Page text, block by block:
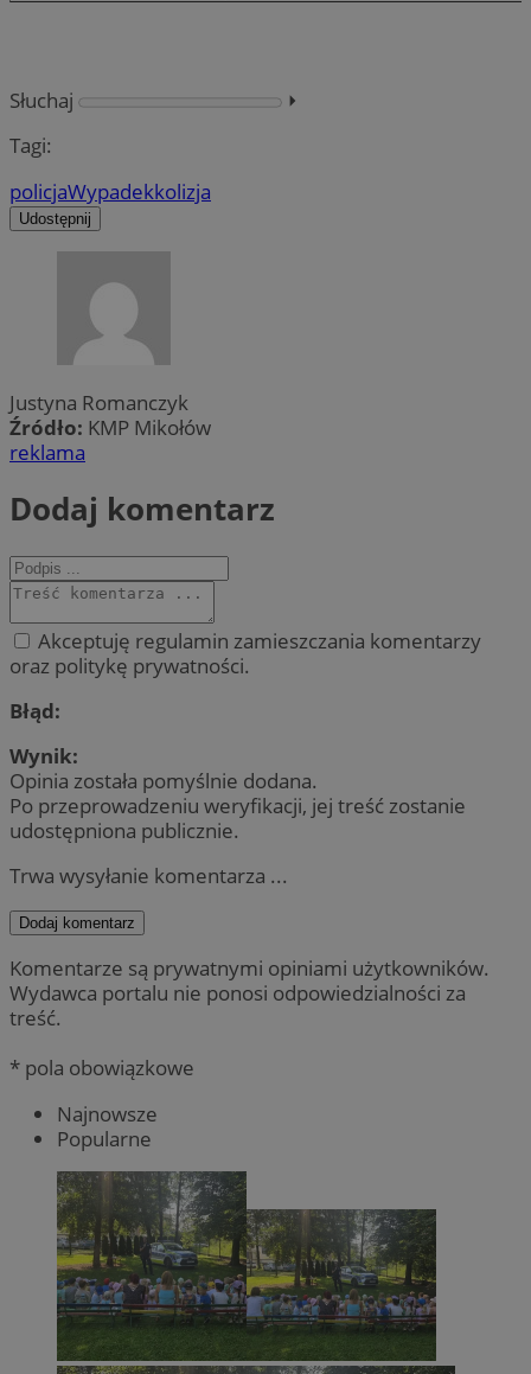
Słuchaj
⏵︎
Tagi:
policjaWypadekkolizja
Udostępnij
Justyna Romanczyk
Źródło: KMP Mikołów
reklama
Dodaj komentarz
Akceptuję regulamin zamieszczania komentarzy
oraz politykę prywatności.
Błąd:
Wynik:
Opinia została pomyślnie dodana.
Po przeprowadzeniu weryfikacji, jej treść zostanie
udostępniona publicznie.
Trwa wysyłanie komentarza ...
Dodaj komentarz
Komentarze są prywatnymi opiniami użytkowników.
Wydawca portalu nie ponosi odpowiedzialności za
treść.
* pola obowiązkowe
Najnowsze
Popularne